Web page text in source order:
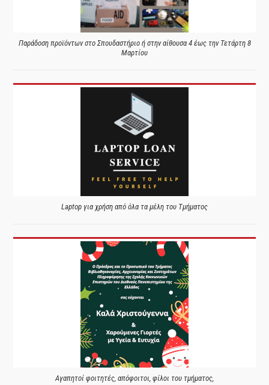
Παράδοση προϊόντων στο Σπουδαστήριο ή στην αίθουσα 4 έως την Τετάρτη 8
Μαρτίου
Laptop για χρήση από όλα τα μέλη του Τμήματος
Αγαπητοί φοιτητές, απόφοιτοι, φίλοι του τμήματος,